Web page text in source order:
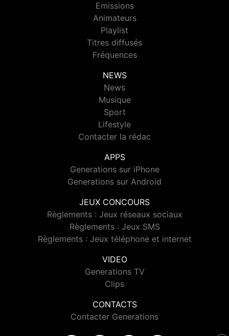
Emissions
Animateurs
Playlist
Titres diffusés
Fréquences
NEWS
News
Musique
Sport
Lifestyle
Contacter la rédac
APPS
Generations sur iPhone
Generations sur Android
JEUX CONCOURS
Règlements : Jeux réseaux sociaux
Règlements : Jeux SMS
Règlements : Jeux téléphone et internet
VIDEO
Generations TV
Clips
CONTACTS
Contacter Generations